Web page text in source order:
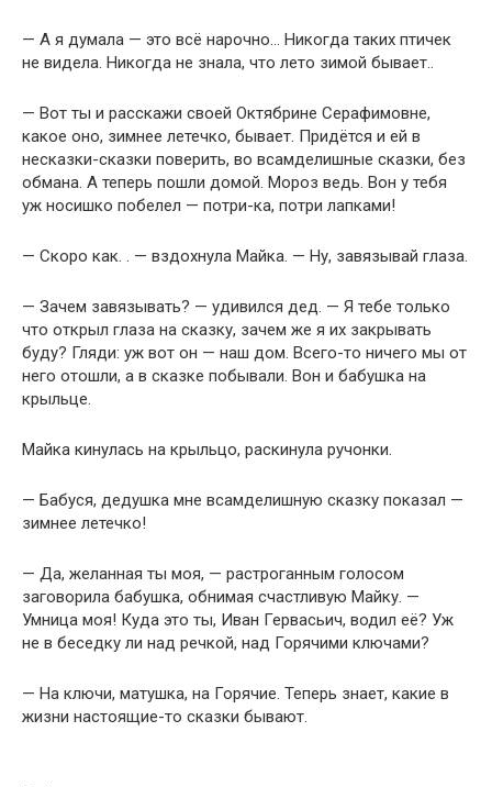
— А я думала — это всё нарочно… Никогда таких птичек
не видела. Никогда не знала, что лето зимой бывает..
— Вот ты и расскажи своей Октябрине Серафимовне,
какое оно, зимнее летечко, бывает. Придётся и ей в
несказки-сказки поверить, во всамделишные сказки, без
обмана. А теперь пошли домой. Мороз ведь. Вон у тебя
уж носишко побелел — потри-ка, потри лапками!
— Скоро как. . — вздохнула Майка. — Ну, завязывай глаза.
— Зачем завязывать? — удивился дед. — Я тебе только
что открыл глаза на сказку, зачем же я их закрывать
буду? Гляди: уж вот он — наш дом. Всего-то ничего мы от
него отошли, а в сказке побывали. Вон и бабушка на
крыльце.
Майка кинулась на крыльцо, раскинула ручонки.
— Бабуся, дедушка мне всамделишную сказку показал —
зимнее летечко!
— Да, желанная ты моя, — растроганным голосом
заговорила бабушка, обнимая счастливую Майку. —
Умница моя! Куда это ты, Иван Гервасьич, водил её? Уж
не в беседку ли над речкой, над Горячими ключами?
— На ключи, матушка, на Горячие. Теперь знает, какие в
жизни настоящие-то сказки бывают.